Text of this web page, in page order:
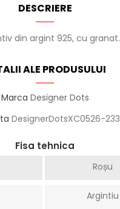
DESCRIERE
din argint 925, cu granat.
ALE PRODUSULUI
Marca Designer Dots
DesignerDotsXC0526-233
Fisa tehnica
Roșu
Argintiu